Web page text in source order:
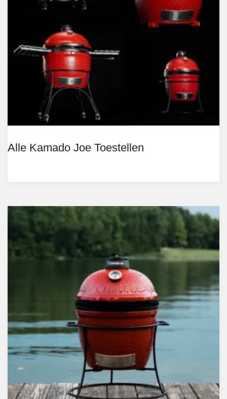
Alle Kamado Joe Toestellen